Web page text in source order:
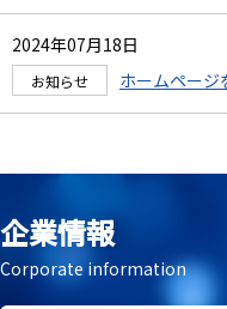
2024年07月18日
ホームページ
企業情報
Corporate information